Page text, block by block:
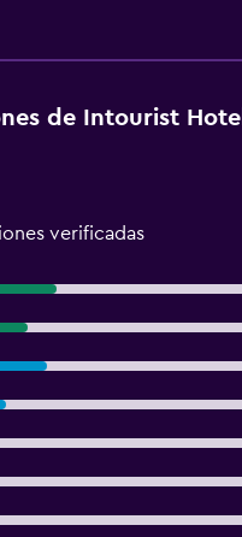
de Intourist Hotel
verificadas